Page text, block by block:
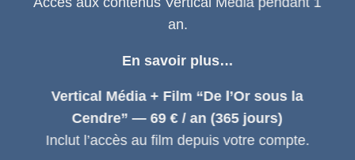
an.
En savoir plus…
Vertical Média + Film “De l’Or sous la
Cendre” — 69 € / an (365 jours)
Inclut l’accès au film depuis votre compte.